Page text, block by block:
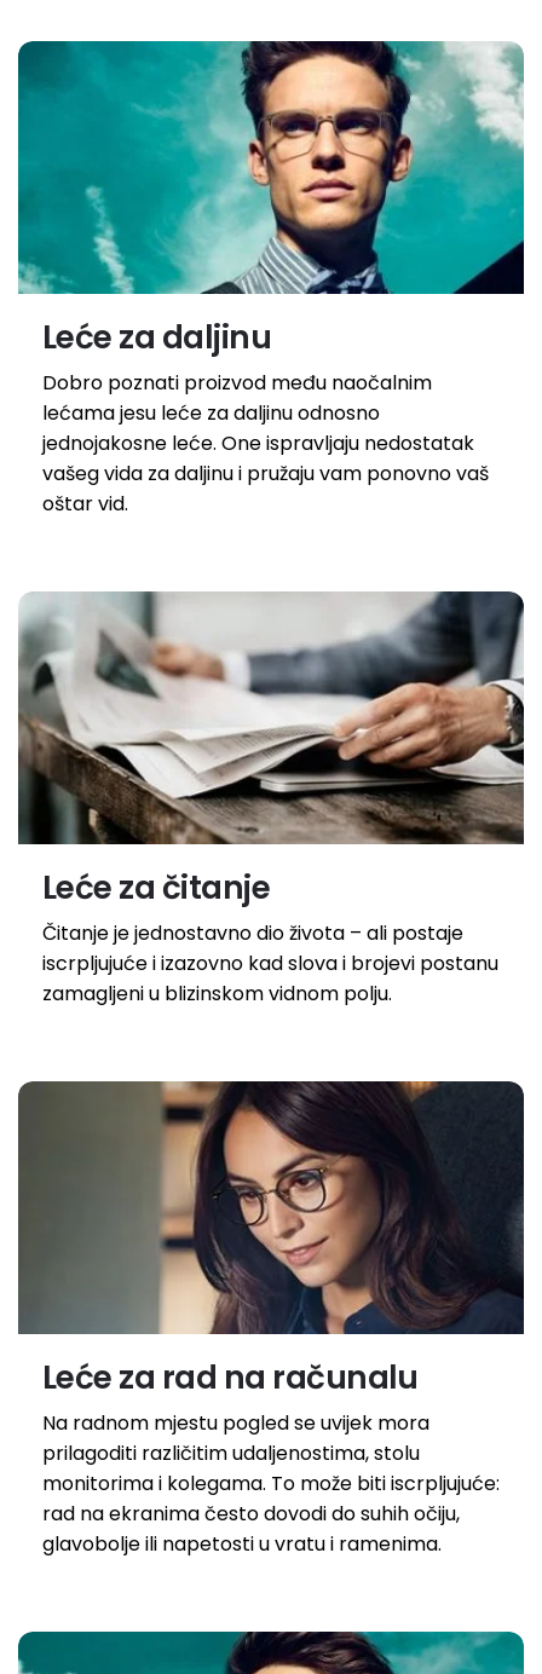
Leće za daljinu
Dobro poznati proizvod među naočalnim
lećama jesu leće za daljinu odnosno
jednojakosne leće. One ispravljaju nedostatak
vašeg vida za daljinu i pružaju vam ponovno vaš
oštar vid.
Leće za čitanje
Čitanje je jednostavno dio života – ali postaje
iscrpljujuće i izazovno kad slova i brojevi postanu
zamagljeni u blizinskom vidnom polju.
Leće za rad na računalu
Na radnom mjestu pogled se uvijek mora
prilagoditi različitim udaljenostima, stolu
monitorima i kolegama. To može biti iscrpljujuće:
rad na ekranima često dovodi do suhih očiju,
glavobolje ili napetosti u vratu i ramenima.